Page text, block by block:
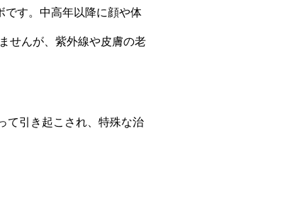
です。中高年以降に顔や体
せんが、紫外線や皮膚の老
て引き起こされ、特殊な治